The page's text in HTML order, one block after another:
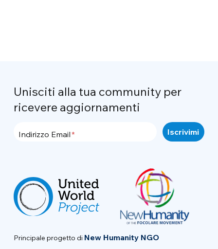
Unisciti alla tua community per
ricevere aggiornamenti
Indirizzo Email
Principale progetto di New Humanity NGO